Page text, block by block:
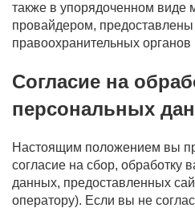
также в упорядоченном виде
провайдером, предоставлены
правоохранительных
Согласие на
персональных
Настоящим положением вы
согласие на сбор, обработку
данных, предоставленных
оператору). Если вы не